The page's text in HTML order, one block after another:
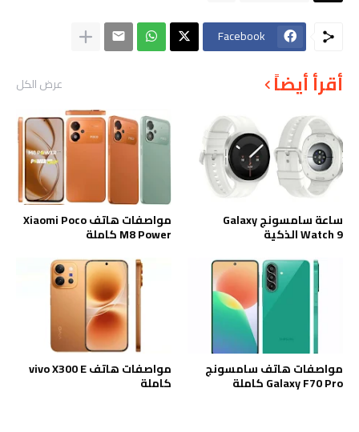
Facebook
أقرأ أيضاً عرض الكل
ساعة سامسونج Galaxy
Watch 9 الذكية
مواصفات هاتف Xiaomi Poco
M8 Power كاملة
مواصفات هاتف سامسونج
Galaxy F70 Pro كاملة
مواصفات هاتف vivo X300 E
كاملة